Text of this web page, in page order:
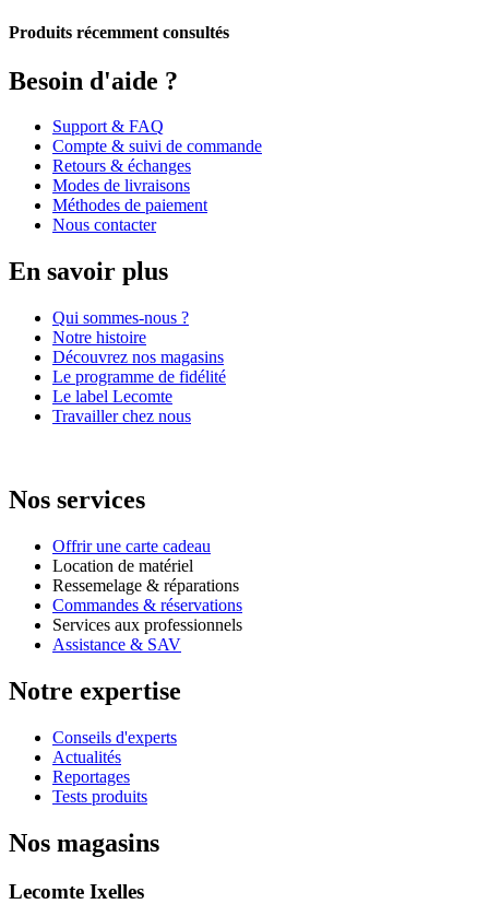
Produits récemment consultés
Besoin d'aide ?
Support & FAQ
Compte & suivi de commande
Retours & échanges
Modes de livraisons
Méthodes de paiement
Nous contacter
En savoir plus
Qui sommes-nous ?
Notre histoire
Découvrez nos magasins
Le programme de fidélité
Le label Lecomte
Travailler chez nous
Nos services
Offrir une carte cadeau
Location de matériel
Ressemelage & réparations
Commandes & réservations
Services aux professionnels
Assistance & SAV
Notre expertise
Conseils d'experts
Actualités
Reportages
Tests produits
Nos magasins
Lecomte Ixelles